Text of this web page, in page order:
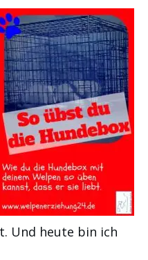
Und heute bin ich